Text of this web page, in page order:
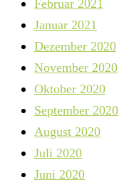
Februar 2021
Januar 2021
Dezember 2020
November 2020
Oktober 2020
September 2020
August 2020
Juli 2020
Juni 2020